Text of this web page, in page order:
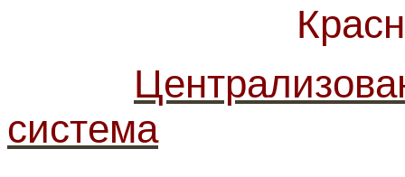
система